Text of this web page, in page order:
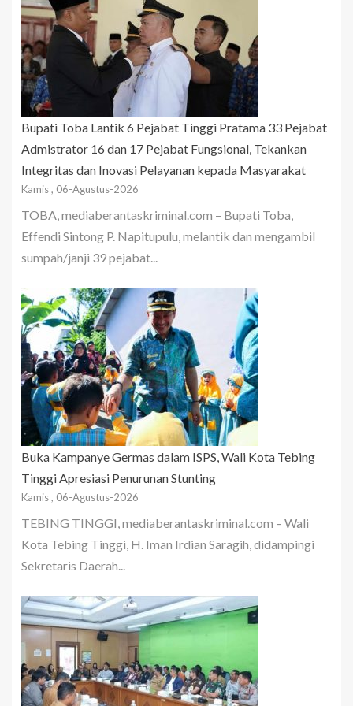
Bupati Toba Lantik 6 Pejabat Tinggi Pratama 33 Pejabat
Admistrator 16 dan 17 Pejabat Fungsional, Tekankan
Integritas dan Inovasi Pelayanan kepada Masyarakat
Kamis , 06-Agustus-2026
TOBA, mediaberantaskriminal.com – Bupati Toba,
Effendi Sintong P. Napitupulu, melantik dan mengambil
sumpah/janji 39 pejabat...
Buka Kampanye Germas dalam ISPS, Wali Kota Tebing
Tinggi Apresiasi Penurunan Stunting
Kamis , 06-Agustus-2026
TEBING TINGGI, mediaberantaskriminal.com – Wali
Kota Tebing Tinggi, H. Iman Irdian Saragih, didampingi
Sekretaris Daerah...